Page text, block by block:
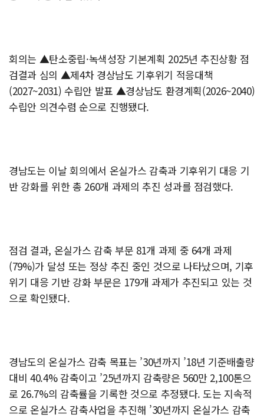
회의는 ▲탄소중립·녹색성장 기본계획 2025년 추진상황 점
검결과 심의 ▲제4차 경상남도 기후위기 적응대책
(2027~2031) 수립안 발표 ▲경상남도 환경계획(2026~2040)
수립안 의견수렴 순으로 진행됐다.
경남도는 이날 회의에서 온실가스 감축과 기후위기 대응 기
반 강화를 위한 총 260개 과제의 추진 성과를 점검했다.
점검 결과, 온실가스 감축 부문 81개 과제 중 64개 과제
(79%)가 달성 또는 정상 추진 중인 것으로 나타났으며, 기후
위기 대응 기반 강화 부문은 179개 과제가 추진되고 있는 것
으로 확인됐다.
경남도의 온실가스 감축 목표는 ’30년까지 ’18년 기준배출량
대비 40.4% 감축이고 ’25년까지 감축량은 560만 2,100톤으
로 26.7%의 감축률을 기록한 것으로 추정됐다. 도는 지속적
으로 온실가스 감축사업을 추진해 ’30년까지 온실가스 감축